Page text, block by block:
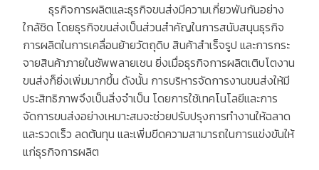
ธุรกิจการผลิตและธุรกิจขนส่งมีความเกี่ยวพันกันอย่าง
ใกล้ชิด โดยธุรกิจขนส่งเป็นส่วนสำคัญในการสนับสนุนธุรกิจ
การผลิตในการเคลื่อนย้ายวัตถุดิบ สินค้าสำเร็จรูป และการกระ
จายสินค้าภายในซัพพลายเชน ยิ่งเมื่อธุรกิจการผลิตเติบโตงาน
ขนส่งก็ยิ่งเพิ่มมากขึ้น ดังนั้น การบริหารจัดการงานขนส่งให้มี
ประสิทธิภาพจึงเป็นสิ่งจำเป็น โดยการใช้เทคโนโลยีและการ
จัดการขนส่งอย่างเหมาะสมจะช่วยปรับปรุงการทำงานให้ฉลาด
และรวดเร็ว ลดต้นทุน และเพิ่มขีดความสามารถในการแข่งขันให้
แก่ธุรกิจการผลิต